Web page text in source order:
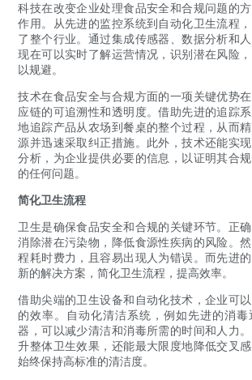
科技在改变企业处理食品安全和合规问题的
作用。从先进的监控系统到自动化卫生流程
了整个行业。通过集成传感器、数据分析和
现在可以实时了解运营情况，识别潜在风险
以规避。
技术在食品安全与合规方面的一项关键优势
应链的可追溯性和透明度。借助先进的追踪
地追踪产品从农场到餐桌的整个过程，从而
源并迅速采取纠正措施。此外，技术还能实
分析，为企业提供必要的信息，以证明其合
的任何问题。
简化卫生流程
卫生是确保食品安全和合规的关键环节。正
消除潜在污染物，降低食源性疾病的风险。
程耗时费力，且容易出现人为错误。而先进
新的解决方案，简化卫生流程，提高效率。
借助尖端的卫生设备和自动化技术，企业可
的效率。自动化清洁系统，例如先进的消
器，可以减少清洁和消毒所需的时间和人力
升整体卫生效果，还能最大限度地降低交叉
始终保持高标准的清洁度。